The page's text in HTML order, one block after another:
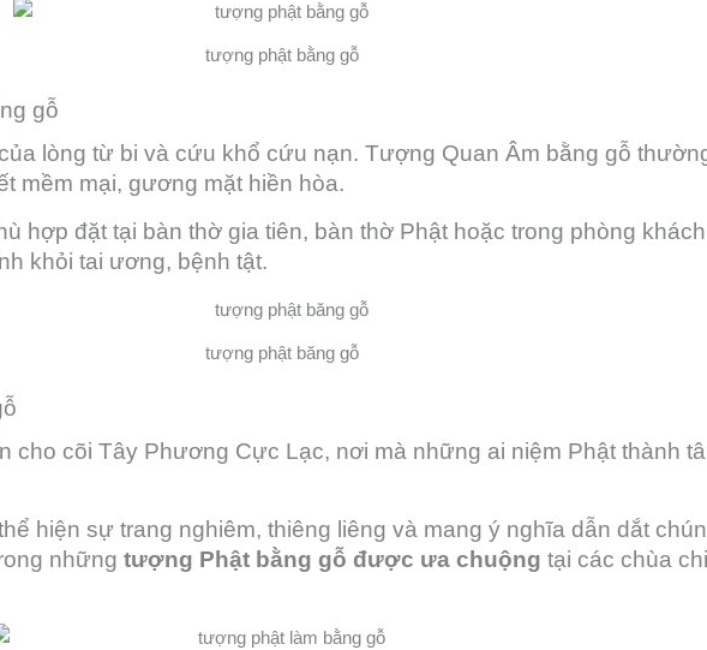
tượng phật bằng gỗ
gỗ
lòng từ bi và cứu khổ cứu nạn. Tượng Quan Âm bằng gỗ
mềm mại, gương mặt hiền hòa.
hợp đặt tại bàn thờ gia tiên, bàn thờ Phật hoặc trong phòng
khỏi tai ương, bệnh tật.
tượng phật băng gỗ
cho cõi Tây Phương Cực Lạc, nơi mà những ai niệm Phật thành
hiện sự trang nghiêm, thiêng liêng và mang ý nghĩa dẫn dắt
những tượng Phật bằng gỗ được ưa chuộng tại các chùa